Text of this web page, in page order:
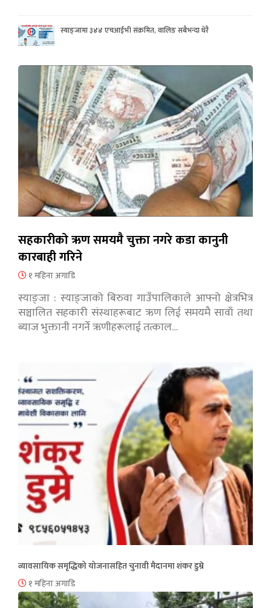
स्याङ्जामा ३४४ एचआईभी संक्रमित, वालिङ सबैभन्दा धेरै
सहकारीको ऋण समयमै चुक्ता नगरे कडा कानुनी
कारबाही गरिने
१ महिना अगाडि
स्याङ्जा : स्याङ्जाको बिरुवा गाउँपालिकाले आफ्नो क्षेत्रभित्र
सञ्चालित सहकारी संस्थाहरूबाट ऋण लिई समयमै सावाँ तथा
ब्याज भुक्तानी नगर्ने ऋणीहरूलाई तत्काल…
व्यावसायिक समृद्धिको योजनासहित चुनावी मैदानमा शंकर डुम्रे
१ महिना अगाडि